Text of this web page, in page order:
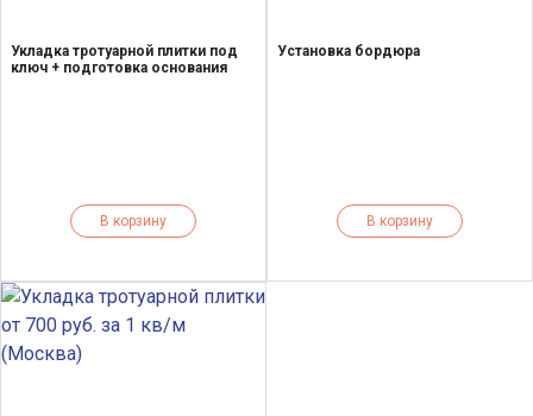
Укладка тротуарной плитки под
ключ + подготовка основания
В корзину
Установка бордюра
В корзину